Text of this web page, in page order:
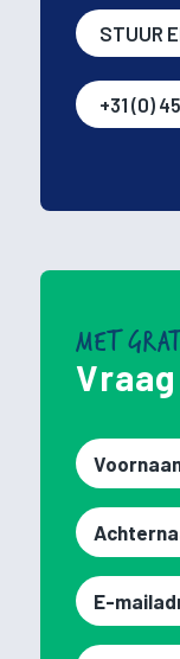
STUUR
+31 (0)
MET
Voornaam*
Achternaam*
E-
mailadres